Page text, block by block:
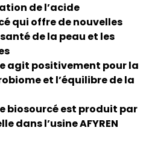
de l’acide
qui offre de nouvelles
de la peau et les
agit positivement pour la
et l’équilibre de la
biosourcé est produit par
dans l’usine AFYREN